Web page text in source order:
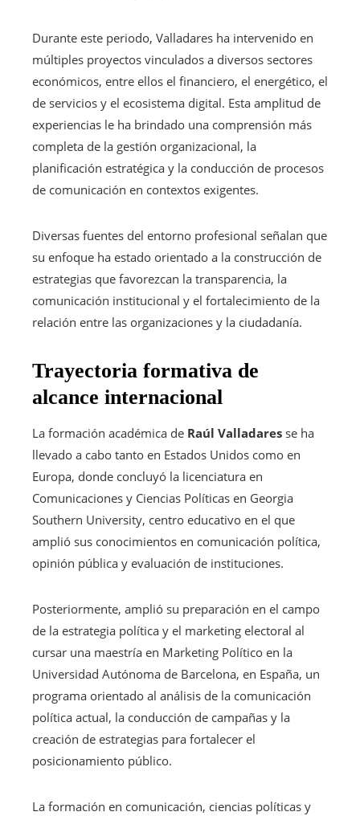
Durante este periodo, Valladares ha intervenido en
múltiples proyectos vinculados a diversos sectores
económicos, entre ellos el financiero, el energético, el
de servicios y el ecosistema digital. Esta amplitud de
experiencias le ha brindado una comprensión más
completa de la gestión organizacional, la
planificación estratégica y la conducción de procesos
de comunicación en contextos exigentes.
Diversas fuentes del entorno profesional señalan que
su enfoque ha estado orientado a la construcción de
estrategias que favorezcan la transparencia, la
comunicación institucional y el fortalecimiento de la
relación entre las organizaciones y la ciudadanía.
Trayectoria formativa de
alcance internacional
La formación académica de Raúl Valladares se ha
llevado a cabo tanto en Estados Unidos como en
Europa, donde concluyó la licenciatura en
Comunicaciones y Ciencias Políticas en Georgia
Southern University, centro educativo en el que
amplió sus conocimientos en comunicación política,
opinión pública y evaluación de instituciones.
Posteriormente, amplió su preparación en el campo
de la estrategia política y el marketing electoral al
cursar una maestría en Marketing Político en la
Universidad Autónoma de Barcelona, en España, un
programa orientado al análisis de la comunicación
política actual, la conducción de campañas y la
creación de estrategias para fortalecer el
posicionamiento público.
La formación en comunicación, ciencias políticas y